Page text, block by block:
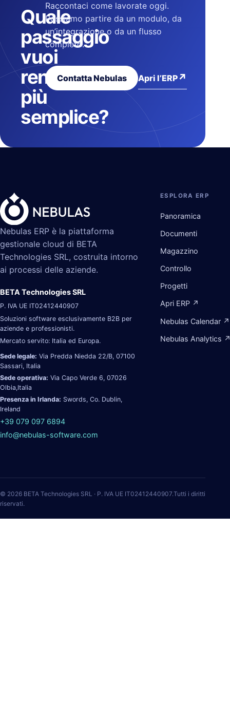
Quale
passaggio
vuoi
rendere
più
semplice?
Raccontaci come lavorate oggi.
Possiamo partire da un modulo, da
un’integrazione o da un flusso
completo.
Contatta Nebulas Apri l’ERP ↗
Nebulas ERP è la piattaforma
gestionale cloud di BETA
Technologies SRL, costruita intorno
ai processi delle aziende.
BETA Technologies SRL
P. IVA UE IT02412440907
Soluzioni software esclusivamente B2B per
aziende e professionisti.
Mercato servito: Italia ed Europa.
Sede legale: Via Predda Niedda 22/B, 07100
Sassari, Italia
Sede operativa: Via Capo Verde 6, 07026
Olbia,Italia
Presenza in Irlanda: Swords, Co. Dublin,
Ireland
+39 079 097 6894
info@nebulas-software.com
ESPLORA ERP
Panoramica
Documenti
Magazzino
Controllo
Progetti
Apri ERP ↗
Nebulas Calendar ↗
Nebulas Analytics
© 2026 BETA Technologies SRL · P. IVA UE IT02412440907.Tutti i diritti
riservati.